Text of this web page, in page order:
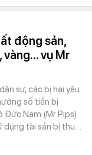
động sản,
vàng... vụ Mr
sự, các bị hại yêu
số tiền bị
Đức Nam (Mr Pips)
dụng tài sản bị thu…